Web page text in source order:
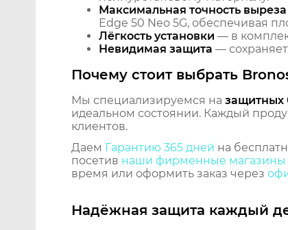
Максимальная точность выреза
Edge 50 Neo 5G, обеспечивая
Лёгкость установки — в
Невидимая защита —
Почему стоит выбрать
Мы специализируемся на защитных
идеальном состоянии. Каждый
клиентов.
Даем Гарантию 365 дней на
посетив наши фирменные магазины
время или оформить заказ через
Надёжная защита каждый